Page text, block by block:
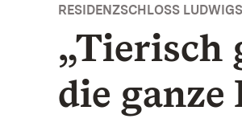
RESIDENZSCHLOSS
„Tierisch
die ganze